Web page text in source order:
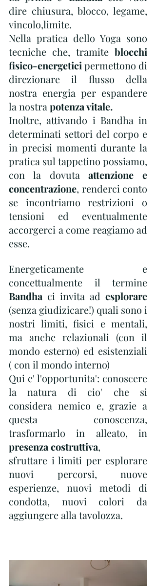
dire chiusura, blocco, legame,
vincolo,limite.
Nella pratica dello Yoga sono
tecniche che, tramite blocchi
fisico-energetici permettono di
direzionare il flusso della
nostra energia per espandere
la nostra potenza vitale.
Inoltre, attivando i Bandha in
determinati settori del corpo e
in precisi momenti durante la
pratica sul tappetino possiamo,
con la dovuta attenzione e
concentrazione, renderci conto
se incontriamo restrizioni o
tensioni ed eventualmente
accorgerci a come reagiamo ad
esse.
Energeticamente e
Bandha ci invita ad esplorare
(senza giudizicare!) quali sono i
nostri limiti, fisici e mentali,
ma anche relazionali (con il
mondo esterno) ed esistenziali
( con il mondo interno)
Qui e' l'opportunita': conoscere
la natura di cio' che si
considera nemico e, grazie a
questa conoscenza,
presenza costruttiva,
sfruttare i limiti per esplorare
nuovi percorsi, nuove
esperienze, nuovi metodi di
condotta, nuovi colori da
aggiungere alla tavolozza.